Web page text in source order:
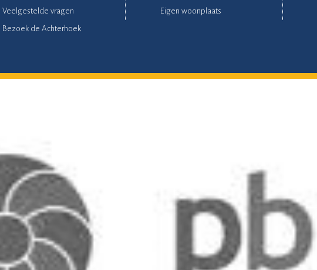
Veelgestelde vragen
Bezoek de Achterhoek
Eigen woonplaats